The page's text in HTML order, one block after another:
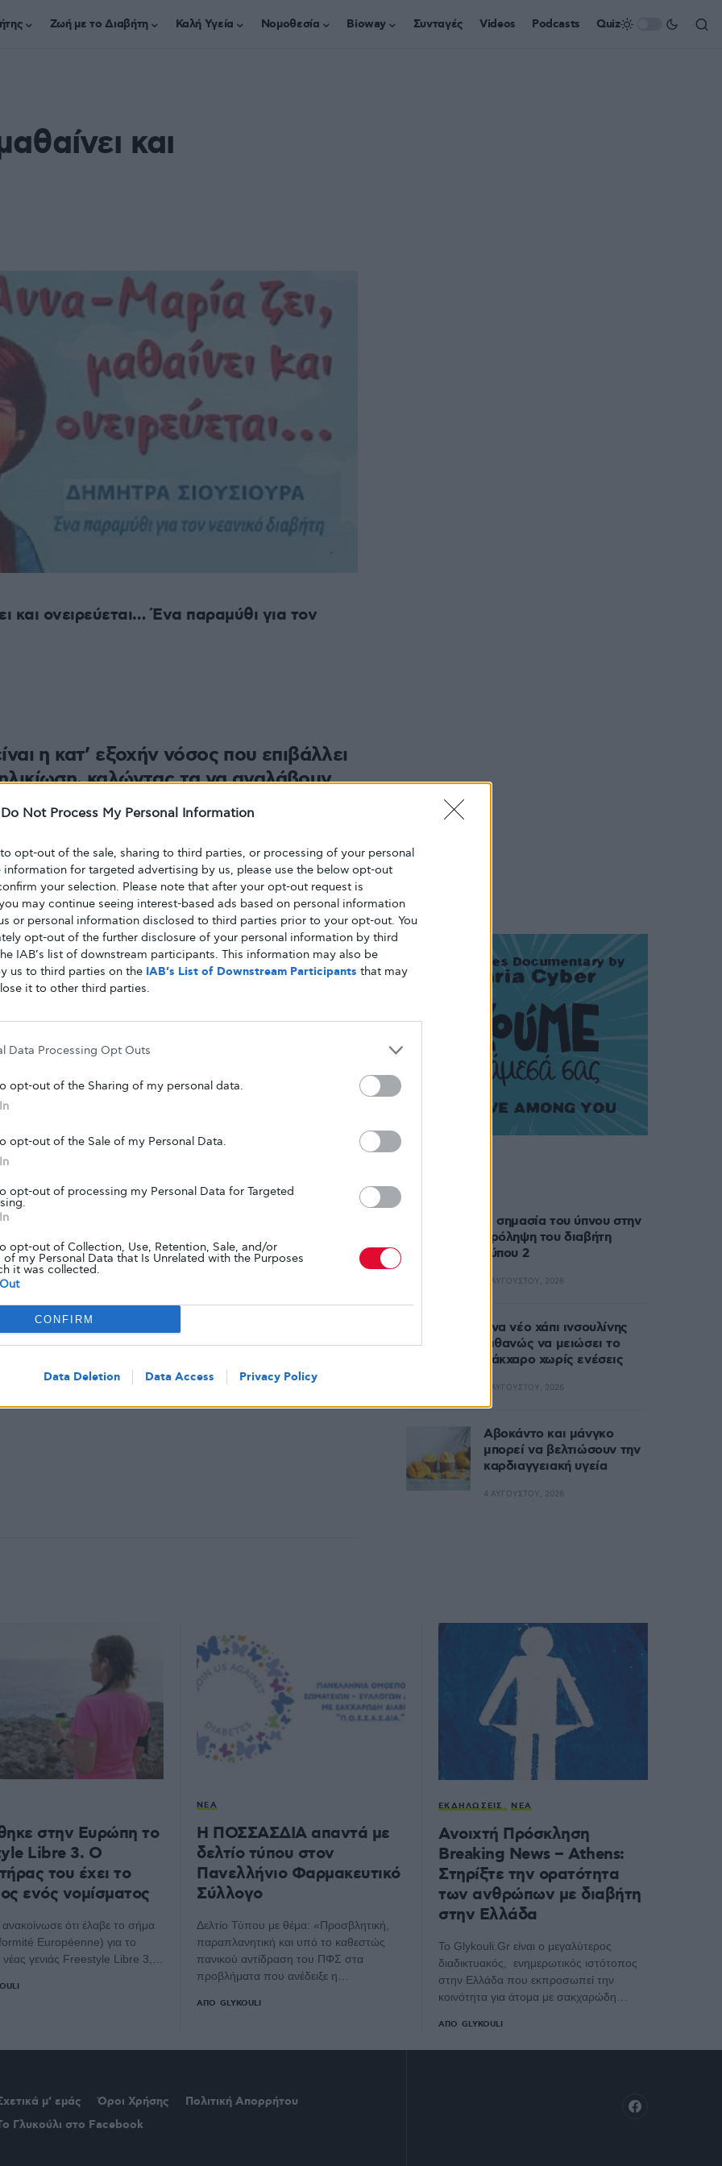
Do Not Process My Personal Information
opt-out of the sale, sharing to third parties, or processing of your personal
information for targeted advertising by us, please use the below opt-out
your selection. Please note that after your opt-out request is
may continue seeing interest-based ads based on personal information
or personal information disclosed to third parties prior to your opt-out. You
opt-out of the further disclosure of your personal information by third
IAB’s list of downstream participants. This information may also be
us to third parties on the IAB’s List of Downstream Participants that may
it to other third parties.
Data Processing Opt Outs
opt-out of the Sharing of my personal data.
opt-out of the Sale of my Personal Data.
opt-out of processing my Personal Data for Targeted
opt-out of Collection, Use, Retention, Sale, and/or
of my Personal Data that Is Unrelated with the Purposes
it was collected.
CONFIRM
Data Deletion Data Access Privacy Policy
Ζωή με το Διαβήτη Καλή Υγεία Νομοθεσία Bioway Συνταγές Videos Podcasts Quiz
και
και ονειρεύεται… Ένα παραμύθι για τον
η κατ’ εξοχήν νόσος που επιβάλλει
καλώντας τα να αναλάβουν
του εαυτού τους προκειμένου να
που η νόσος επιβάλλει.
που κατακλύζουν τα παιδιά όταν
νόσο, όσο και η αρνητική συμπεριφορά που
πειθαρχία που τους ζητείται, δημιουργούν
καθιστούν δύσκολη τη διαχείριση της νόσου
του.
μορφή παραμυθιού την καθημερινότητα του
σκέψεις και τα συναισθήματα
με τρόπο ευχάριστο και οικείο την
εάν γνωρίσει και αντιμετωπίσει
και παιδιά μπορούν από κοινού να
του νεανικού διαβήτη με αφορμή
ακόμη βήμα προς την αναγνώριση από το
διαχείριση της νόσου.
Η σημασία του ύπνου στην
πρόληψη του διαβήτη
τύπου 2
6 ΑΥΓΟΎΣΤΟΥ, 2026
Ένα νέο χάπι ινσουλίνης
πιθανώς να μειώσει το
σάκχαρο χωρίς ενέσεις
5 ΑΥΓΟΎΣΤΟΥ, 2026
Αβοκάντο και μάνγκο
μπορεί να βελτιώσουν την
καρδιαγγειακή υγεία
4 ΑΥΓΟΎΣΤΟΥ, 2026
στην Ευρώπη το
Libre 3. Ο
του έχει το
ενός νομίσματος
ότι έλαβε το σήμα
Européenne) για το
γενιάς Freestyle Libre 3,…
ΝΈΑ
Η ΠΟΣΣΑΣΔΙΑ απαντά με
δελτίο τύπου στον
Πανελλήνιο Φαρμακευτικό
Σύλλογο
Δελτίο Τύπου με θέμα: «Προσβλητική,
παραπλανητική και υπό το καθεστώς
πανικού αντίδραση του ΠΦΣ στα
προβλήματα που ανέδειξε η…
ΑΠΌ GLYKOULI
ΕΚΔΗΛΏΣΕΙΣ ΝΈΑ
Ανοιχτή Πρόσκληση
Breaking News – Athens:
Στηρίξτε την ορατότητα
των ανθρώπων με διαβήτη
στην Ελλάδα
Το Glykouli.Gr είναι ο μεγαλύτερος
διαδικτυακός, ενημερωτικός ιστότοπος
στην Ελλάδα που εκπροσωπεί την
κοινότητα για άτομα με σακχαρώδη…
ΑΠΌ GLYKOULI
μ’ εμάς Όροι Χρήσης
Πολιτική Απορρήτου
Γλυκούλι στο Facebook